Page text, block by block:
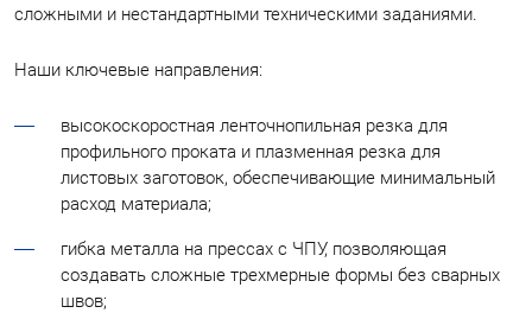
сложными и нестандартными техническими заданиями.
Наши ключевые направления:
высокоскоростная ленточнопильная резка для
профильного проката и плазменная резка для
листовых заготовок, обеспечивающие минимальный
расход материала;
гибка металла на прессах с ЧПУ, позволяющая
создавать сложные трехмерные формы без сварных
швов;